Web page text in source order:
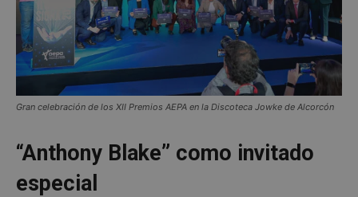
Gran celebración de los XII Premios AEPA en la Discoteca Jowke de Alcorcón
“Anthony Blake” como invitado
especial